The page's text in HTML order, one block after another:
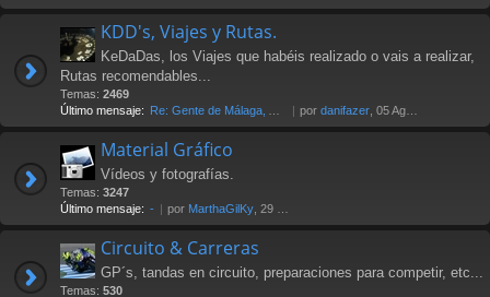
KDD's, Viajes y Rutas.
KeDaDas, los Viajes que habéis realizado o vais a realizar,
Rutas recomendables...
Temas: 2469
Último mensaje: Re: Gente de Málaga, Axarquía… por danifazer , 05 Ago 2026 17:16
Material Gráfico
Vídeos y fotografías.
Temas: 3247
Último mensaje: - por MarthaGilKy , 29 Jul 2026 12:24
Circuito & Carreras
GP´s, tandas en circuito, preparaciones para competir, etc...
Temas: 530